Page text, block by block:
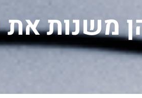
משנות